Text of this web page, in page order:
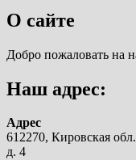
О сайте
Добро пожаловать на
Наш адрес:
Адрес
612270, Кировская
д. 4